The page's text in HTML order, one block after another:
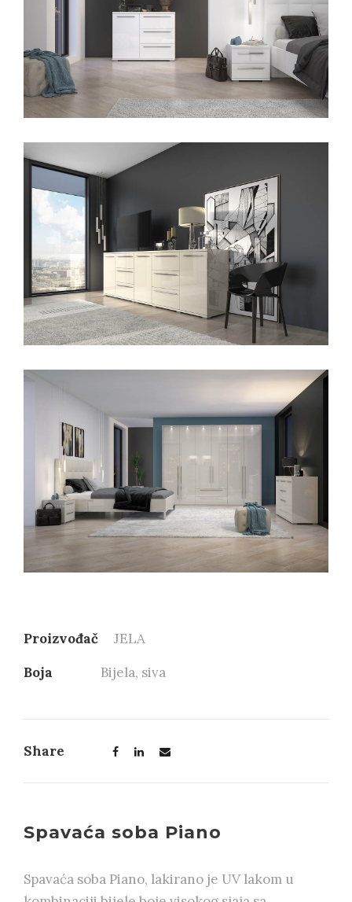
Proizvođač
JELA
Boja
Bijela, siva
Share
Spavaća soba Piano
Spavaća soba Piano, lakirano je UV lakom u